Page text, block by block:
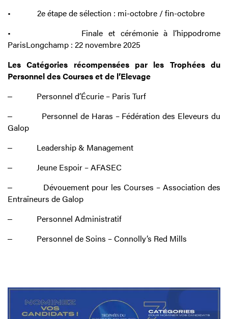
• 2e étape de sélection : mi-octobre / fin-octobre
• Finale et cérémonie à l’hippodrome
ParisLongchamp : 22 novembre 2025
Les Catégories récompensées par les Trophées du
Personnel des Courses et de l’Elevage
‒ Personnel d’Écurie – Paris Turf
‒ Personnel de Haras – Fédération des Eleveurs du
Galop
‒ Leadership & Management
‒ Jeune Espoir – AFASEC
‒ Dévouement pour les Courses – Association des
Entraîneurs de Galop
‒ Personnel Administratif
‒ Personnel de Soins – Connolly’s Red Mills